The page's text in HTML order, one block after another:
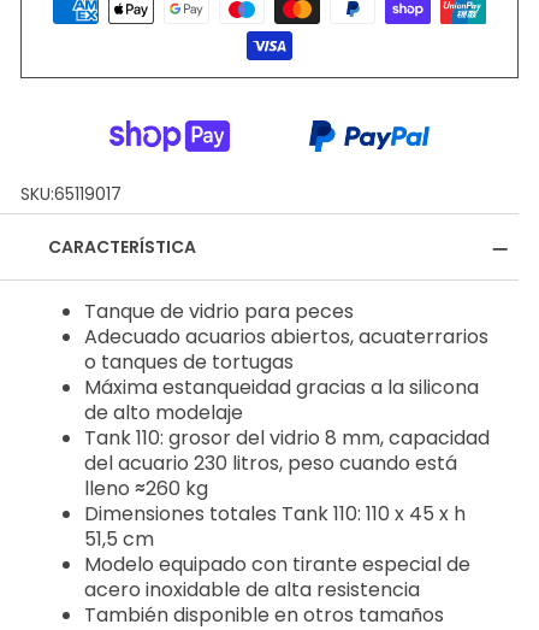
SKU:65119017
CARACTERÍSTICA
Tanque de vidrio para peces
Adecuado acuarios abiertos, acuaterrarios
o tanques de tortugas
Máxima estanqueidad gracias a la silicona
de alto modelaje
Tank 110: grosor del vidrio 8 mm, capacidad
del acuario 230 litros, peso cuando está
lleno ≈260 kg
Dimensiones totales Tank 110: 110 x 45 x h
51,5 cm
Modelo equipado con tirante especial de
acero inoxidable de alta resistencia
También disponible en otros tamaños